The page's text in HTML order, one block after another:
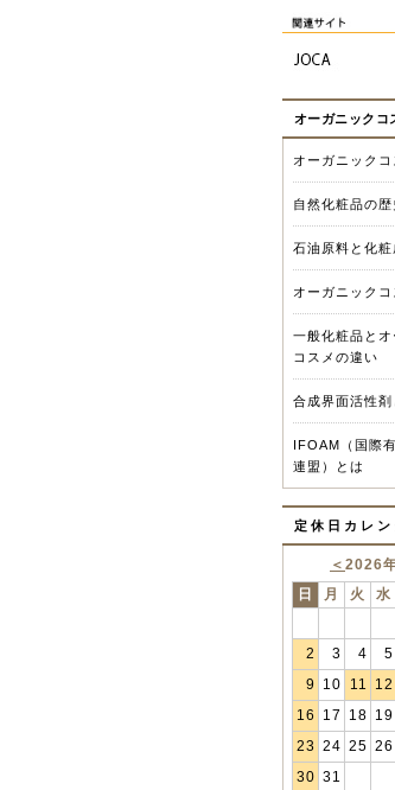
オーガニックコ
オーガニック
自然化粧品の歴
石油原料と化粧
オーガニック
一般化粧品とオ
コスメの違い
合成界面活性剤
IFOAM（国際
連盟）とは
定休日カレン
＜ 2026
日
月 火 水
2
3 4 5
9 10 11 12
16
17 18 19
23 24 25 26
30 31